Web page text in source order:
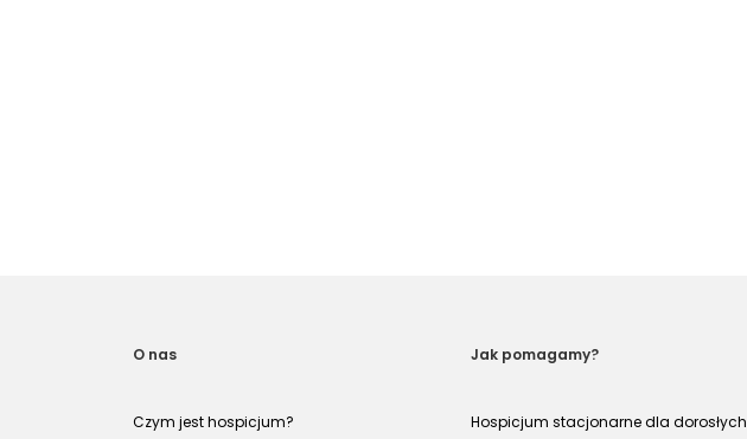
O nas
Czym jest hospicjum?
Jak pomagamy?
Hospicjum stacjonarne dla dorosłych